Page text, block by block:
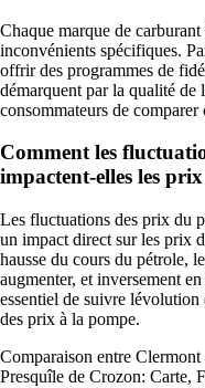
Chaque marque de
inconvénients spécifiques.
offrir des programmes de
démarquent par la qualité de
consommateurs de
Comment les
impactent-elles les
Les fluctuations des prix du
un impact direct sur les prix
hausse du cours du pétrole,
augmenter, et inversement
essentiel de suivre
des prix à la pompe.
Comparaison entre Clermont
Presquîle de Crozon: Carte,